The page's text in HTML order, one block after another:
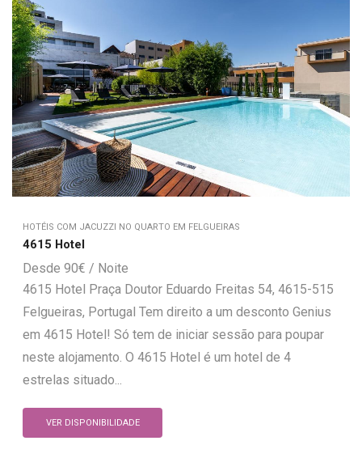
HOTÉIS COM JACUZZI NO QUARTO EM FELGUEIRAS
4615 Hotel
90€
4615 Hotel Praça Doutor Eduardo Freitas 54, 4615-515
Felgueiras, Portugal Tem direito a um desconto Genius
em 4615 Hotel! Só tem de iniciar sessão para poupar
neste alojamento. O 4615 Hotel é um hotel de 4
estrelas situado...
VER DISPONIBILIDADE